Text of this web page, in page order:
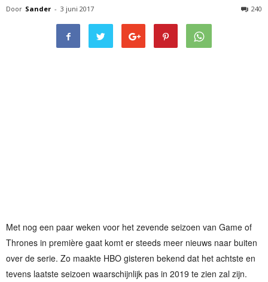
Door Sander - 3 juni 2017 240
Met nog een paar weken voor het zevende seizoen van Game of
Thrones in première gaat komt er steeds meer nieuws naar buiten
over de serie. Zo maakte HBO gisteren bekend dat het achtste en
tevens laatste seizoen waarschijnlijk pas in 2019 te zien zal zijn.